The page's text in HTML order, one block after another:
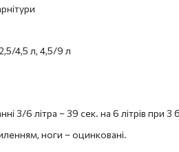
4,5 л, 4,5/9 л
3/6 літра – 39 сек. на 6 літрів при 3
ноги – оцинковані.